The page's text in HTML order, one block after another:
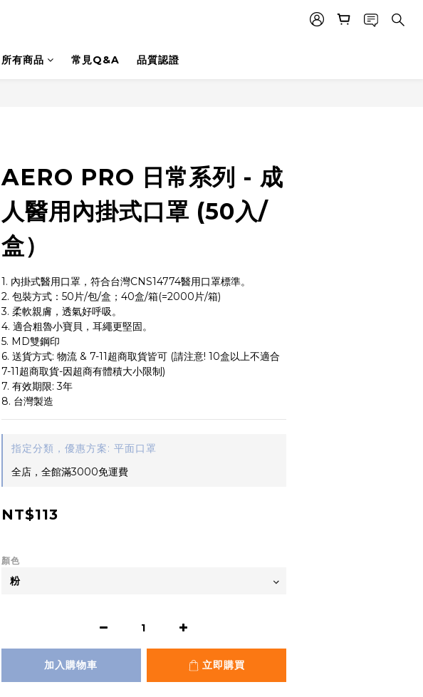
所有商品 常見Q&A 品質認證
AERO PRO 日常系列 - 成
人醫用內掛式口罩 (50入/
盒）
1. 內掛式醫用口罩，符合台灣CNS14774醫用口罩標準。
2. 包裝方式：50片/包/盒；40盒/箱(=2000片/箱)
3. 柔軟親膚，透氣好呼吸。
4. 適合粗魯小寶貝，耳繩更堅固。
5. MD雙鋼印
6. 送貨方式: 物流 & 7-11超商取貨皆可 (請注意! 10盒以上不適合
7-11超商取貨-因超商有體積大小限制)
7. 有效期限: 3年
8. 台灣製造
指定分類，優惠方案: 平面口罩
全店，全館滿3000免運費
NT$113
顏色
加入購物車 立即購買